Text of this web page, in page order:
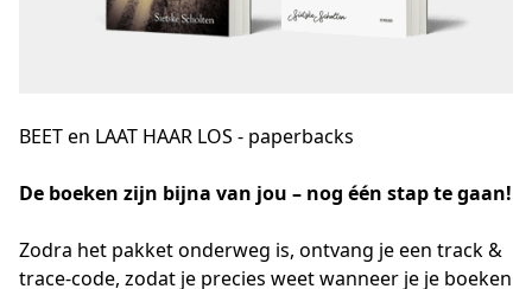
BEET en LAAT HAAR LOS - paperbacks
De boeken zijn bijna van jou – nog één stap te gaan!
Zodra het pakket onderweg is, ontvang je een track &
trace-code, zodat je precies weet wanneer je je boeken